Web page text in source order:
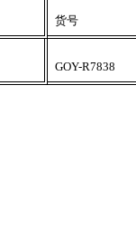
货号
GOY-R7838